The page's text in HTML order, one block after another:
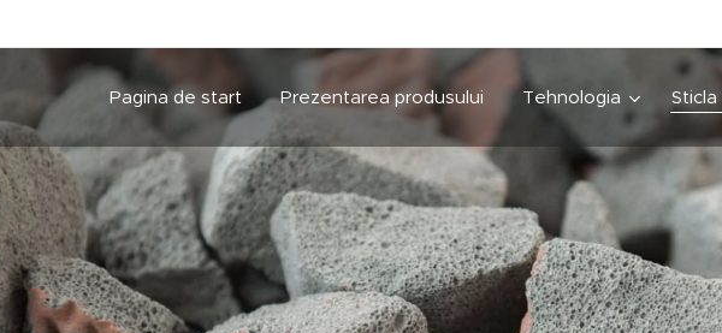
Pagina de start Prezentarea produsului Tehnologia Sticla